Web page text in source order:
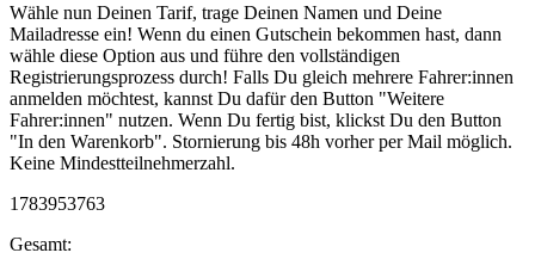
Wähle nun Deinen Tarif, trage Deinen Namen und Deine
Mailadresse ein! Wenn du einen Gutschein bekommen hast, dann
wähle diese Option aus und führe den vollständigen
Registrierungsprozess durch! Falls Du gleich mehrere Fahrer:innen
anmelden möchtest, kannst Du dafür den Button "Weitere
Fahrer:innen" nutzen. Wenn Du fertig bist, klickst Du den Button
"In den Warenkorb". Stornierung bis 48h vorher per Mail möglich.
Keine Mindestteilnehmerzahl.
1783953763
Gesamt: